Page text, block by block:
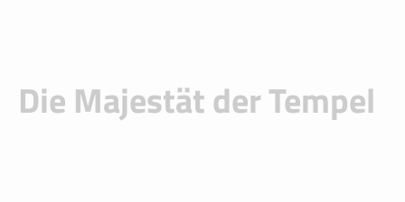
Die Majestät der Tempel